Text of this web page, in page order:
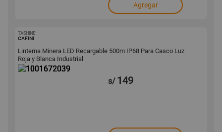
Agregar
TASHINE
CAFINI
Linterna Minera LED Recargable 500m IP68 Para Casco Luz
Roja y Blanca Industrial
s/ 149